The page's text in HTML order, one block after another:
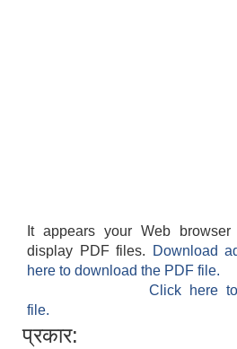
It appears your Web
display PDF files.
Download
here to download the PDF file.
Click here
file.
प्रकार: